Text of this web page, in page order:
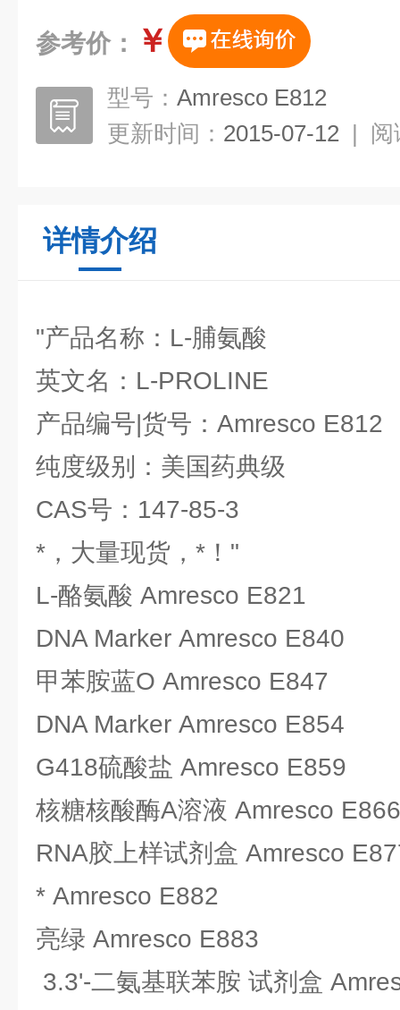
参考价： ￥
型号： Amresco E812
更新时间： 2015-07-12 | 阅
详情介绍
"产品名称：L-脯氨酸
英文名：L-PROLINE
产品编号|货号：Amresco E812
纯度级别：美国药典级
CAS号：147-85-3
*，大量现货，*！"
L-酪氨酸 Amresco E821
DNA Marker Amresco E840
甲苯胺蓝O Amresco E847
DNA Marker Amresco E854
G418硫酸盐 Amresco E859
核糖核酸酶A溶液 Amresco E866
RNA胶上样试剂盒 Amresco
* Amresco E882
亮绿 Amresco E883
3.3'-二氨基联苯胺 试剂盒